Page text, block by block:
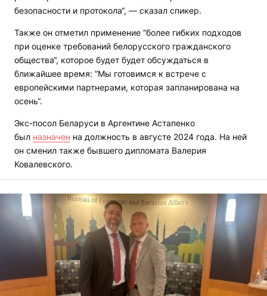
безопасности и протокола“, — сказал спикер.
Также он отметил применение “более гибких подходов
при оценке требований белорусского гражданского
общества“, которое будет будет обсуждаться в
ближайшее время: “Мы готовимся к встрече с
европейскими партнерами, которая запланирована на
осень“.
Экс-посол Беларуси в Аргентине Астапенко
был назначен на должность в августе 2024 года. На ней
он сменил также бывшего дипломата Валерия
Ковалевского.